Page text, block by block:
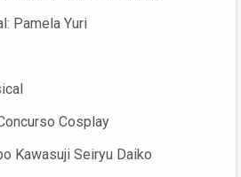
Pamela Yuri
Cosplay
Kawasuji Seiryu Daiko